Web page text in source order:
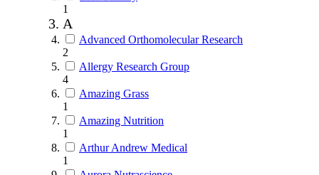
1
A
Advanced Orthomolecular Research
2
Allergy Research Group
4
Amazing Grass
1
Amazing Nutrition
1
Arthur Andrew Medical
1